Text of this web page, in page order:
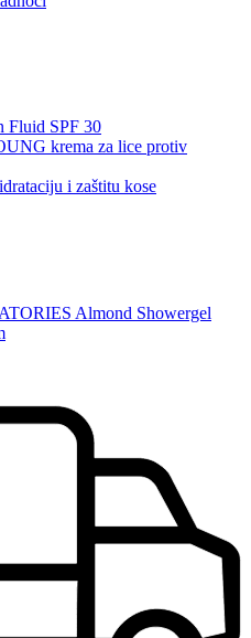
Fluid SPF 30
krema za lice protiv
i zaštitu kose
Almond Showergel